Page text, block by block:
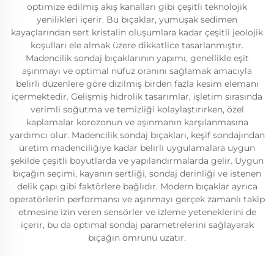
optimize edilmiş akış kanalları gibi çeşitli teknolojik
yenilikleri içerir. Bu bıçaklar, yumuşak sedimen
kayaçlarından sert kristalin oluşumlara kadar çeşitli jeolojik
koşulları ele almak üzere dikkatlice tasarlanmıştır.
Madencilik sondaj bıçaklarının yapımı, genellikle eşit
aşınmayı ve optimal nüfuz oranını sağlamak amacıyla
belirli düzenlere göre dizilmiş birden fazla kesim elemanı
içermektedir. Gelişmiş hidrolik tasarımlar, işletim sırasında
verimli soğutma ve temizliği kolaylaştırırken, özel
kaplamalar korozonun ve aşınmanın karşılanmasına
yardımcı olur. Madencilik sondaj bıçakları, keşif sondajından
üretim madenciliğiye kadar belirli uygulamalara uygun
şekilde çeşitli boyutlarda ve yapılandırmalarda gelir. Uygun
bıçağın seçimi, kayanın sertliği, sondaj derinliği ve istenen
delik çapı gibi faktörlere bağlıdır. Modern bıçaklar ayrıca
operatörlerin performansı ve aşınmayı gerçek zamanlı takip
etmesine izin veren sensörler ve izleme yeteneklerini de
içerir, bu da optimal sondaj parametrelerini sağlayarak
bıçağın ömrünü uzatır.